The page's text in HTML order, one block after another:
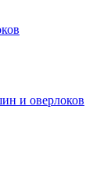
и оверлоков